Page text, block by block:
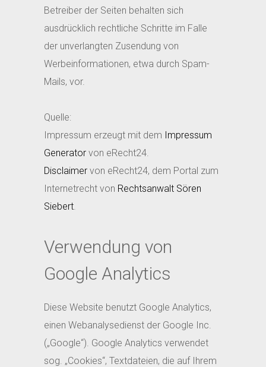
Betreiber der Seiten behalten sich
ausdrücklich rechtliche Schritte im Falle
der unverlangten Zusendung von
Werbeinformationen, etwa durch Spam-
Mails, vor.
Quelle:
Impressum erzeugt mit dem Impressum
Generator von eRecht24.
Disclaimer von eRecht24, dem Portal zum
Internetrecht von Rechtsanwalt Sören
Siebert.
Verwendung von
Google Analytics
Diese Website benutzt Google Analytics,
einen Webanalysedienst der Google Inc.
(„Google“). Google Analytics verwendet
sog. „Cookies“, Textdateien, die auf Ihrem